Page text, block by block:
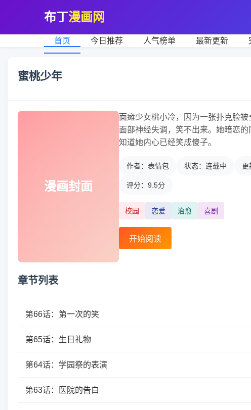
布丁漫画网
首页 今日推荐 人气榜单 最新更新
蜜桃少年
漫画封面
面瘫少女桃小冷，因为一张扑克脸
面部神经失调，笑不出来。她暗恋
知道她内心已经笑成傻子。
作者：表情包 状态：连载中 更
评分：9.5分
校园 恋爱 治愈 喜剧
开始阅读
章节列表
第66话：第一次的笑
第65话：生日礼物
第64话：学园祭的表演
第63话：医院的告白